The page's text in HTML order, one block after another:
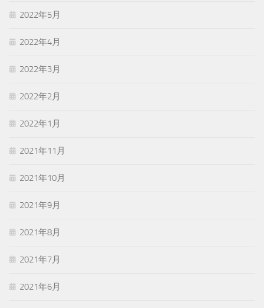
2022年5月
2022年4月
2022年3月
2022年2月
2022年1月
2021年11月
2021年10月
2021年9月
2021年8月
2021年7月
2021年6月